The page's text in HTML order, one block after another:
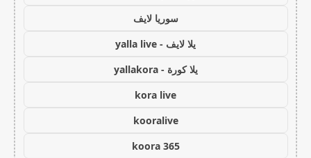
سوريا لايف
يلا لايف - yalla live
يلا كورة - yallakora
kora live
kooralive
koora 365